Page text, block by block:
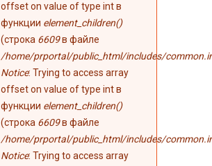
offset on value of type int в
функции element_children()
(строка 6609в файле
/home/prportal/public_html/includes/
Notice: Trying to access array
offset on value of type int в
функции element_children()
(строка 6609в файле
/home/prportal/public_html/includes/
Notice: Trying to access array